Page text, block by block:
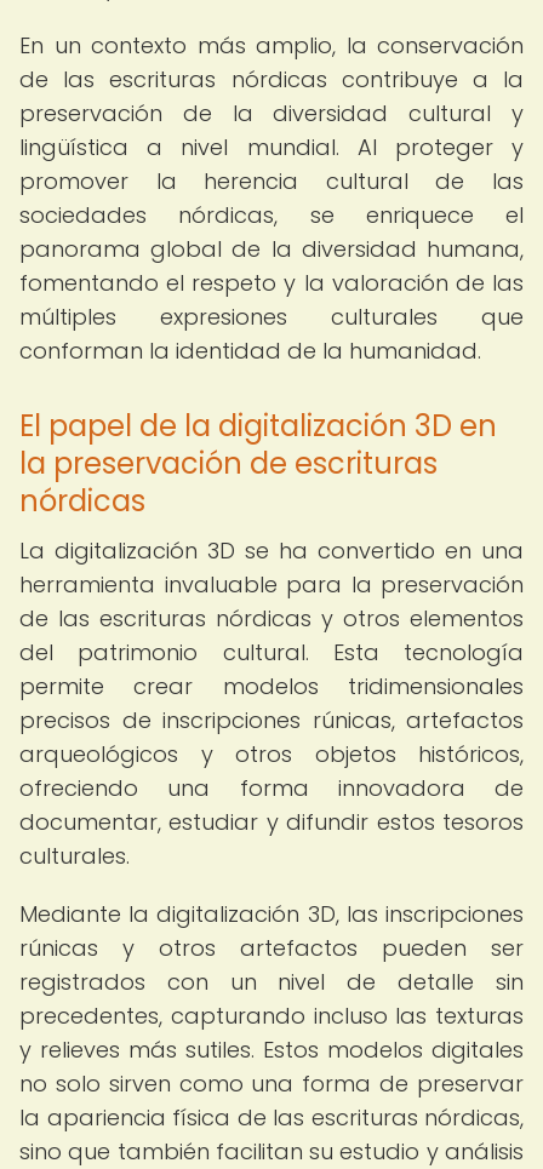
En un contexto más amplio, la conservación
de las escrituras nórdicas contribuye a la
preservación de la diversidad cultural y
lingüística a nivel mundial. Al proteger y
promover la herencia cultural de las
sociedades nórdicas, se enriquece el
panorama global de la diversidad humana,
fomentando el respeto y la valoración de las
múltiples expresiones culturales que
conforman la identidad de la humanidad.
El papel de la digitalización 3D en
la preservación de escrituras
nórdicas
La digitalización 3D se ha convertido en una
herramienta invaluable para la preservación
de las escrituras nórdicas y otros elementos
del patrimonio cultural. Esta tecnología
permite crear modelos tridimensionales
precisos de inscripciones rúnicas, artefactos
arqueológicos y otros objetos históricos,
ofreciendo una forma innovadora de
documentar, estudiar y difundir estos tesoros
culturales.
Mediante la digitalización 3D, las inscripciones
rúnicas y otros artefactos pueden ser
registrados con un nivel de detalle sin
precedentes, capturando incluso las texturas
y relieves más sutiles. Estos modelos digitales
no solo sirven como una forma de preservar
la apariencia física de las escrituras nórdicas,
sino que también facilitan su estudio y análisis